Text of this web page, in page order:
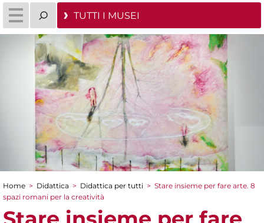
TUTTI I MUSEI
Tu sei qui
Home > Didattica > Didattica per tutti > Stare insieme per fare arte. 8
spazi romani per la creatività